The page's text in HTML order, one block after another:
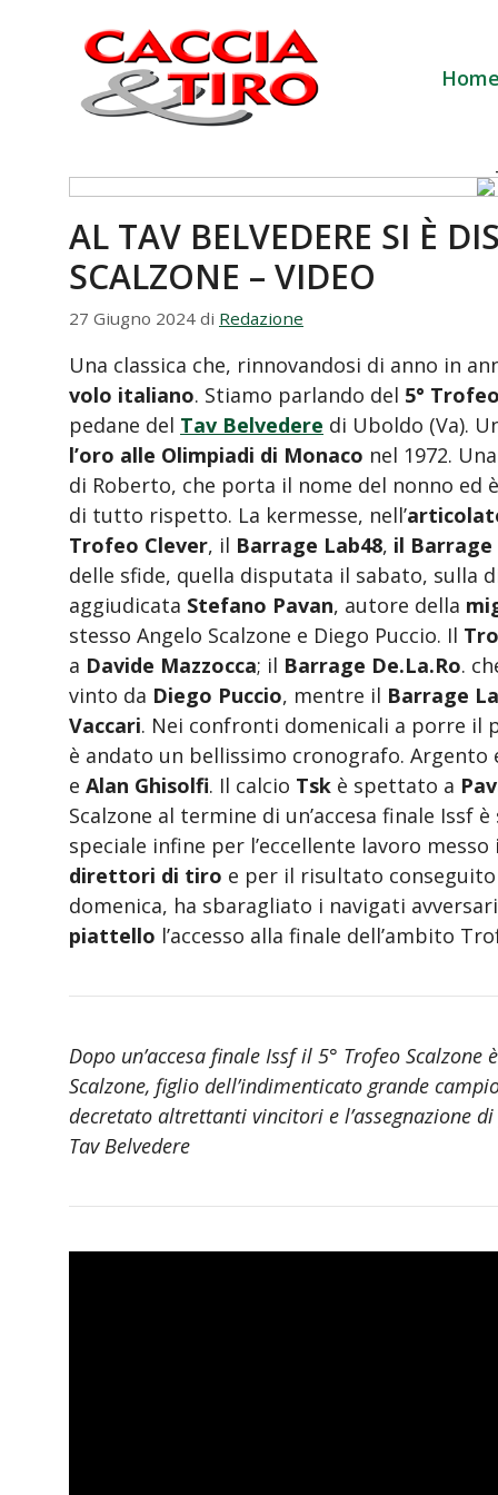
Home
AL TAV BELVEDERE SI È
SCALZONE – VIDEO
27 Giugno 2024 di Redazione
Una classica che, rinnovandosi di anno in
volo italiano. Stiamo parlando del 5°
pedane del Tav Belvedere di Uboldo (Va).
l’oro alle Olimpiadi di Monaco nel 1972. Una
di Roberto, che porta il nome del nonno ed
di tutto rispetto. La kermesse, nell’
Trofeo Clever, il Barrage Lab48, il Barrage
delle sfide, quella disputata il sabato, sulla
aggiudicata Stefano Pavan, autore della
stesso Angelo Scalzone e Diego Puccio. Il
a Davide Mazzocca; il Barrage De.La.Ro.
vinto da Diego Puccio, mentre il Barrage
Vaccari. Nei confronti domenicali a porre il
è andato un bellissimo cronografo.
e Alan Ghisolfi. Il calcio Tsk è spettato a
Scalzone al termine di un’accesa finale Issf
speciale infine per l’eccellente lavoro
direttori di tiro e per il risultato
domenica, ha sbaragliato i navigati
piattello l’accesso alla finale dell’ambito
Dopo un’accesa finale Issf il 5° Trofeo
Scalzone, figlio dell’indimenticato grande
decretato altrettanti vincitori e l’assegnazione
Tav Belvedere